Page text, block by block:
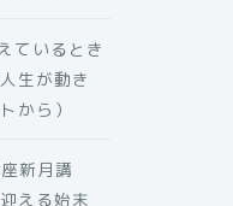
ているとき
生が動き
から）
新月講
える始末